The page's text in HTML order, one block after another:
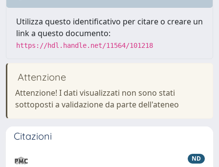
Utilizza questo identificativo per citare o creare un
link a questo documento:
https://hdl.handle.net/11564/101218
Attenzione
Attenzione! I dati visualizzati non sono stati
sottoposti a validazione da parte dell'ateneo
Citazioni
ND